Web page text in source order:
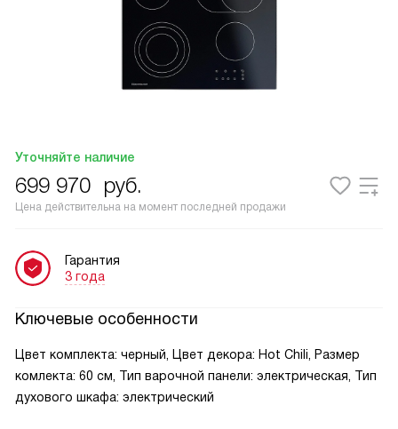
Уточняйте наличие
699 970 руб.
Цена действительна на момент последней продажи
Гарантия
3 года
Ключевые особенности
Цвет комплекта: черный, Цвет декора: Hot Chili, Размер
комлекта: 60 см, Тип варочной панели: электрическая, Тип
духового шкафа: электрический